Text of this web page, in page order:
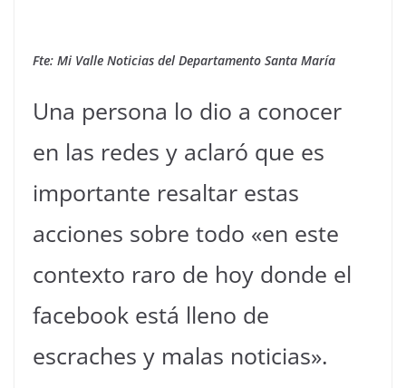
Fte: Mi Valle Noticias del Departamento Santa María
Una persona lo dio a conocer
en las redes y aclaró que es
importante resaltar estas
acciones sobre todo «en este
contexto raro de hoy donde el
facebook está lleno de
escraches y malas noticias».